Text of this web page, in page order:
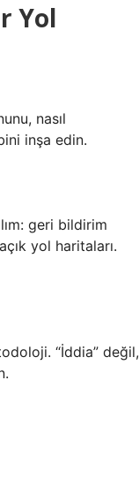
Yol
nasıl
inşa edin.
geri bildirim
yol haritaları.
“İddia” değil,